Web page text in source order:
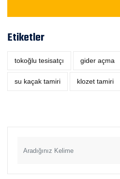
Etiketler
tokoğlu tesisatçı ‎gider açma
su kaçak tamiri klozet tamiri